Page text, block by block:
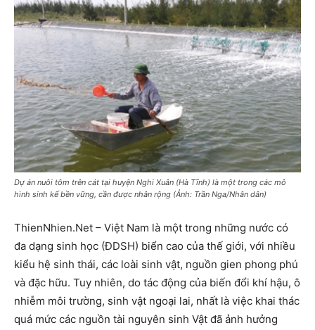
Dự án nuôi tôm trên cát tại huyện Nghi Xuân (Hà Tĩnh) là một trong các mô
hình sinh kế bền vững, cần được nhân rộng (Ảnh: Trần Nga/Nhân dân)
ThienNhien.Net – Việt Nam là một trong những nước có
đa dạng sinh học (ÐDSH) biển cao của thế giới, với nhiều
kiểu hệ sinh thái, các loài sinh vật, nguồn gien phong phú
và đặc hữu. Tuy nhiên, do tác động của biến đổi khí hậu, ô
nhiễm môi trường, sinh vật ngoại lai, nhất là việc khai thác
quá mức các nguồn tài nguyên sinh Vật đã ảnh hưởng